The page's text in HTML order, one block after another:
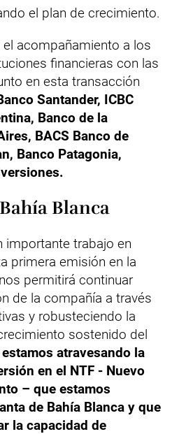
el plan de crecimiento.
acompañamiento a los
financieras con las
en esta transacción
Santander, ICBC
Banco de la
BACS Banco de
Banco Patagonia,
Blanca
importante trabajo en
primera emisión en la
permitirá continuar
de la compañía a través
y robusteciendo la
sostenido del
atravesando la
en el NTF - Nuevo
– que estamos
de Bahía Blanca y que
la capacidad de